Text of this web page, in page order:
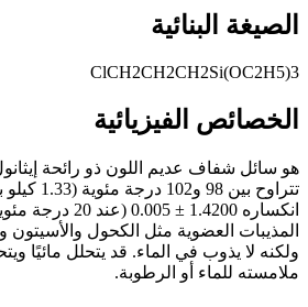
الصيغة البنائية
ClCH2CH2CH2Si(OC2H5)3
الخصائص الفيزيائية
هو سائل شفاف عديم اللون ذو رائحة
تتراوح بين
انكساره 1.4200 ±
المذيبات العضوية مثل الكحول والأسيتون
ولكنه لا يذوب في الماء. قد يتحلل مائيًا
ملامسته للماء أو الرطوبة.